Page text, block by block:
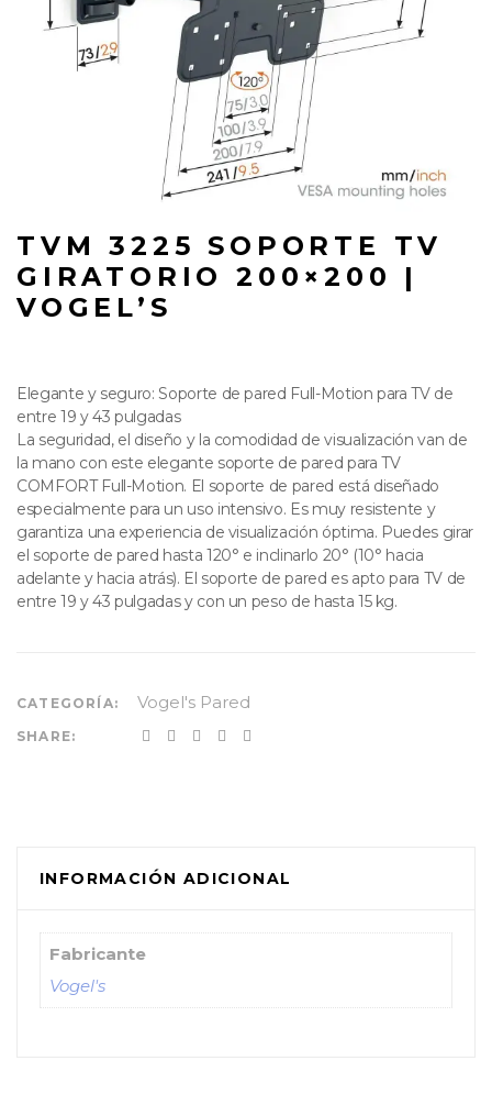
TVM 3225 SOPORTE TV
GIRATORIO 200×200 |
VOGEL’S
Elegante y seguro: Soporte de pared Full-Motion para TV de
entre 19 y 43 pulgadas
La seguridad, el diseño y la comodidad de visualización van de
la mano con este elegante soporte de pared para TV
COMFORT Full-Motion. El soporte de pared está diseñado
especialmente para un uso intensivo. Es muy resistente y
garantiza una experiencia de visualización óptima. Puedes girar
el soporte de pared hasta 120° e inclinarlo 20° (10° hacia
adelante y hacia atrás). El soporte de pared es apto para TV de
entre 19 y 43 pulgadas y con un peso de hasta 15 kg.
CATEGORÍA: Vogel's Pared
SHARE:
INFORMACIÓN ADICIONAL
Fabricante
Vogel's